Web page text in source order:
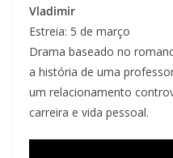
Vladimir
Estreia: 5 de março
Drama baseado no
a história de uma
um relacionamento
carreira e vida pessoal.